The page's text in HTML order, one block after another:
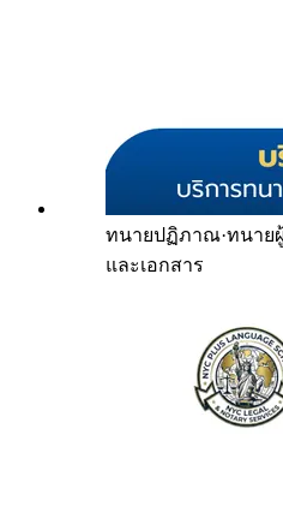
ทนายปฏิภาณ·ทนาย
และเอกสาร